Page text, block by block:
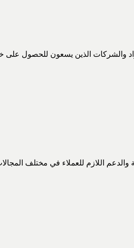
والشركات الذين يسعون للحصول على
اللازم للعملاء في مختلف